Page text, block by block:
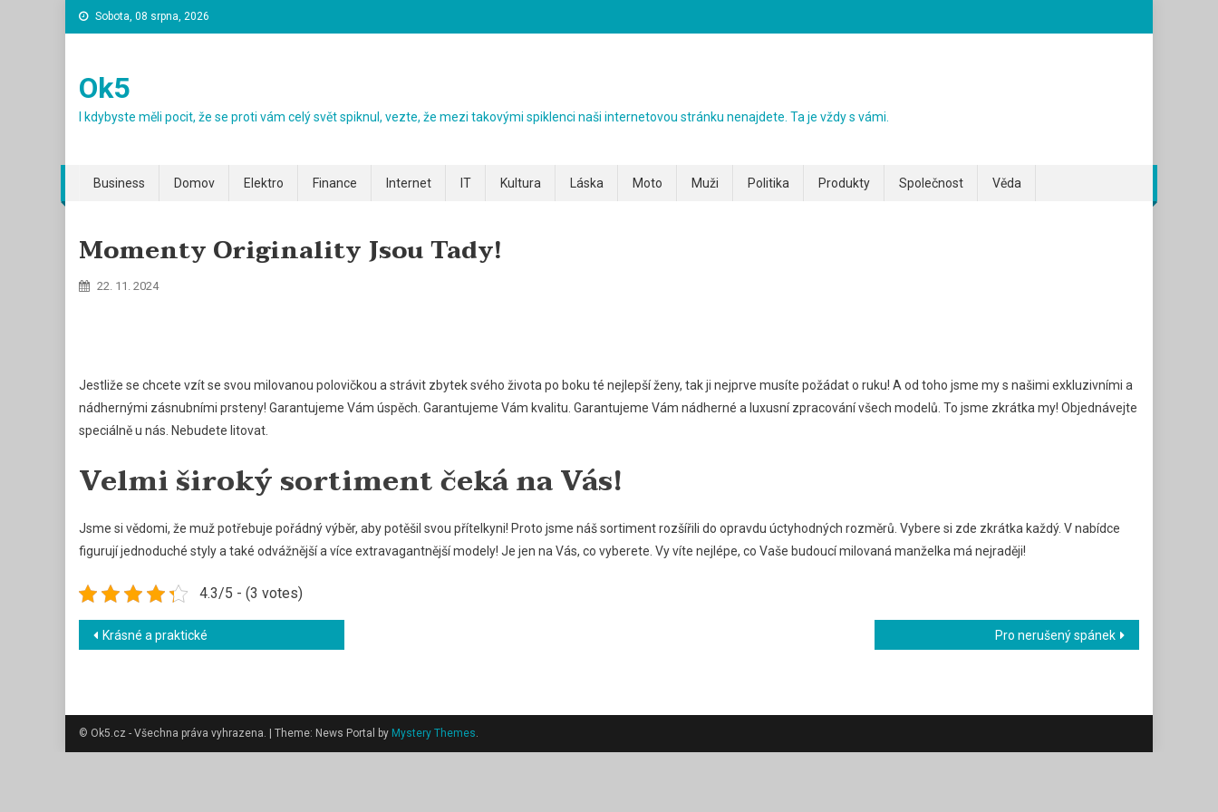
Skip
to
Sobota, 08 srpna, 2026
Ok5
I kdybyste měli pocit, že se proti vám celý svět spiknul, vezte, že mezi takovými spiklenci naši internetovou stránku nenajdete. Ta je vždy s vámi.
Business Domov Elektro Finance Internet IT Kultura Láska Moto Muži Politika Produkty Společnost Věda
Momenty Originality Jsou Tady!
22. 11. 2024
Jestliže se chcete vzít se svou milovanou polovičkou a strávit zbytek svého života po boku té nejlepší ženy, tak ji nejprve musíte požádat o ruku! A od toho jsme my s našimi exkluzivními a
nádhernými zásnubními prsteny! Garantujeme Vám úspěch. Garantujeme Vám kvalitu. Garantujeme Vám nádherné a luxusní zpracování všech modelů. To jsme zkrátka my! Objednávejte
speciálně u nás. Nebudete litovat.
Velmi široký sortiment čeká na Vás!
Jsme si vědomi, že muž potřebuje pořádný výběr, aby potěšil svou přítelkyni! Proto jsme náš sortiment rozšířili do opravdu úctyhodných rozměrů. Vybere si zde zkrátka každý. V nabídce
figurují jednoduché styly a také odvážnější a více extravagantnější modely! Je jen na Vás, co vyberete. Vy víte nejlépe, co Vaše budoucí milovaná manželka má nejraději!
4.3/5 - (3 votes)
Navigace
příspěvek
Krásné a praktické Pro nerušený spánek
© Ok5.cz - Všechna práva vyhrazena. Theme: News Portal by Mystery Themes.